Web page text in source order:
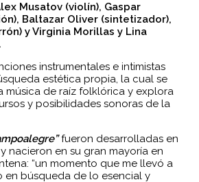
Musatov (violín), Gaspar
Baltazar Oliver (sintetizador),
y Virginia Morillas y Lina
instrumentales e intimistas
estética propia, la cual se
música de raíz folklórica y explora
y posibilidades sonoras de la
fueron desarrolladas en
nacieron en su gran mayoría en
“un momento que me llevó a
en búsqueda de lo esencial y